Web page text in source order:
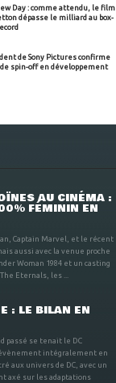
Day : comme attendu, le film
dépasse le milliard au box-
de Sony Pictures confirme
spin-off en développement
AU CINÉMA :
FÉMININ EN
Captain Marvel, et le récent
aussi avec la venue proche
Woman 1984 et un casting
Eternals, les ...
: LE BILAN EN
passé se tenait le DC
intégralement en
aux univers de DC, avec un
axé sur les adaptations